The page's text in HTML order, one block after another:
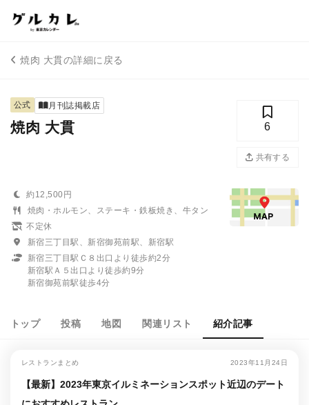
焼肉 大貫の詳細に戻る
公式 月刊誌掲載店
焼肉 大貫 6
共有する
約12,500円
焼肉・ホルモン、ステーキ・鉄板焼き、牛タン
不定休
新宿三丁目駅、新宿御苑前駅、新宿駅
新宿三丁目駅Ｃ８出口より徒歩約2分
新宿駅Ａ５出口より徒歩約9分
新宿御苑前駅徒歩4分
トップ 投稿 地図 関連リスト 紹介記事
レストランまとめ 2023年11月24日
【最新】2023年東京イルミネーションスポット近辺のデート